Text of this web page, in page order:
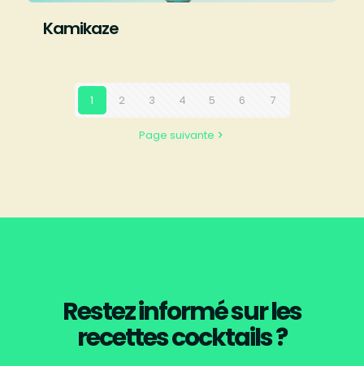
Kamikaze
1 2 3 4 5 6 7
Page suivante
Restez informé sur les
recettes cocktails ?